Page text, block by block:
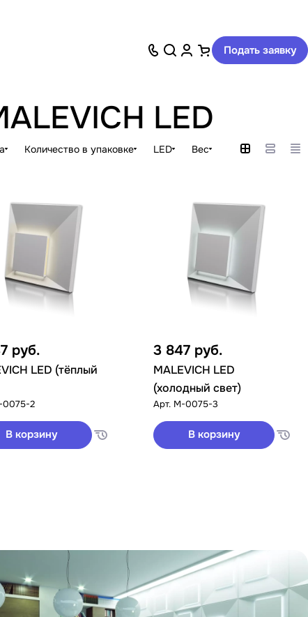
Подать заявку
LED
Количество в упаковке LED Вес
руб.
LED (тёплый
2
В корзину
3 847 руб.
MALEVICH LED
(холодный свет)
Арт. М-0075-3
В корзину